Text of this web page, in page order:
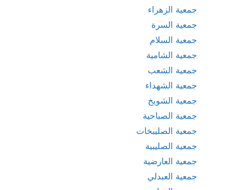
جمعية الزهراء
جمعية السرة
جمعية السلام
جمعية الشامية
جمعية الشعب
جمعية الشهداء
جمعية الشويخ
جمعية الصباحية
جمعية الصليبخات
جمعية الصليبية
جمعية العارضية
جمعية العبدلي